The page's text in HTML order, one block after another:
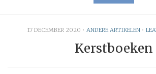
17 DECEMBER 2020 • ANDERE ARTIKELEN •
Kerstboeken